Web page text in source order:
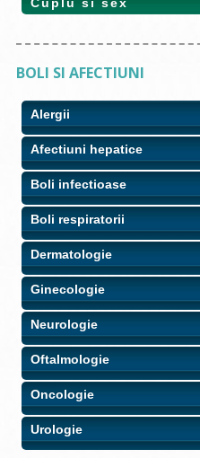
BOLI SI AFECTIUNI
Alergii
Afectiuni hepatice
Boli infectioase
Boli respiratorii
Dermatologie
Ginecologie
Neurologie
Oftalmologie
Oncologie
Urologie